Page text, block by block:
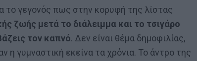
το γεγονός πως στην κορυφή της λίστας
ζωής μετά το διάλειμμα και το τσιγάρο
τον καπνό. Δεν είναι θέμα δημοφιλίας,
η γυμναστική εκείνα τα χρόνια. Το άντρο της